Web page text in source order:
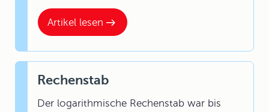
Artikel lesen
Rechenstab
Der logarithmische Rechenstab war bis